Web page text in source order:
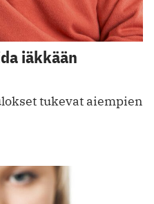
iäkkään
tukevat aiempien